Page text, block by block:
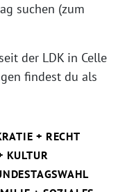
suchen (zum
der LDK in Celle
findest du als
+ RECHT
KULTUR